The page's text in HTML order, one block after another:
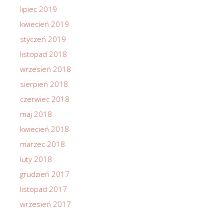
lipiec 2019
kwiecień 2019
styczeń 2019
listopad 2018
wrzesień 2018
sierpień 2018
czerwiec 2018
maj 2018
kwiecień 2018
marzec 2018
luty 2018
grudzień 2017
listopad 2017
wrzesień 2017